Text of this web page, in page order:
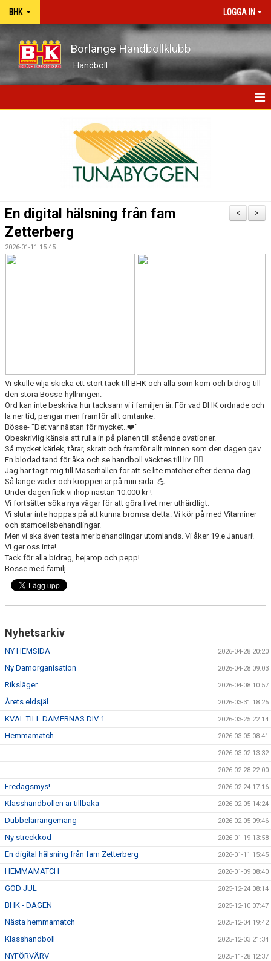
BHK LOGGA IN
Borlänge Handbollklubb
Handboll
KONTAKT
KALENDER
>
<
En digital hälsning från fam
Zetterberg
2026-01-11 15:45
Vi skulle vilja skicka ett stort tack till BHK och alla som kom och bidrog till
den stora Bösse-hyllningen.
Ord kan inte beskriva hur tacksam vi i familjen är. För vad BHK ordnade och
la ner tid, pengar men framför allt omtanke.
Bösse- "Det var nästan för mycket..❤️"
Obeskrivlig känsla att rulla in på planen till stående ovationer.
Så mycket kärlek, tårar, skratt och framför allt minnen som den dagen gav.
En blodad tand för åka och se handboll väcktes till liv. ❤️‍🔥
Jag har tagit mig till Maserhallen för att se lite matcher efter denna dag.
Så länge väder och kroppen är på min sida. 💪
Under dagen fick vi ihop nästan 10.000 kr !
Vi fortsätter söka nya vägar för att göra livet mer uthärdligt.
Vi slutar inte hoppas på att kunna bromsa detta. Vi kör på med Vitaminer
och stamcellsbehandlingar.
Men vi ska även testa mer behandlingar utomlands. Vi åker 19.e Januari!
Vi ger oss inte!
Tack för alla bidrag, hejarop och pepp!
Bösse med familj.
Nyhetsarkiv
NY HEMSIDA 2026-04-28 20:20
Ny Damorganisation 2026-04-28 09:03
Riksläger 2026-04-08 10:57
Årets eldsjäl 2026-03-31 18:25
KVAL TILL DAMERNAS DIV 1 2026-03-25 22:14
Hemmamatch 2026-03-05 08:41
2026-03-02 13:32
2026-02-28 22:00
Fredagsmys! 2026-02-24 17:16
Klasshandbollen är tillbaka 2026-02-05 14:24
Dubbelarrangemang 2026-02-05 09:46
Ny streckkod 2026-01-19 13:58
En digital hälsning från fam Zetterberg 2026-01-11 15:45
HEMMAMATCH 2026-01-09 08:40
GOD JUL 2025-12-24 08:14
BHK - DAGEN 2025-12-10 07:47
Nästa hemmamatch 2025-12-04 19:42
Klasshandboll 2025-12-03 21:34
NYFÖRVÄRV 2025-11-28 12:37